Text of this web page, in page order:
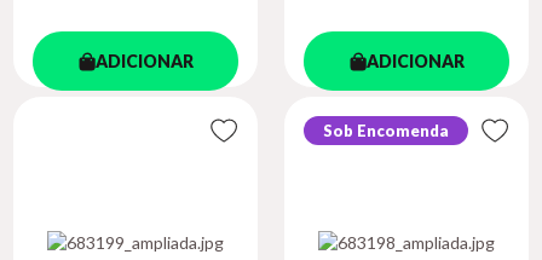
ADICIONAR ADICIONAR
Sob Encomenda